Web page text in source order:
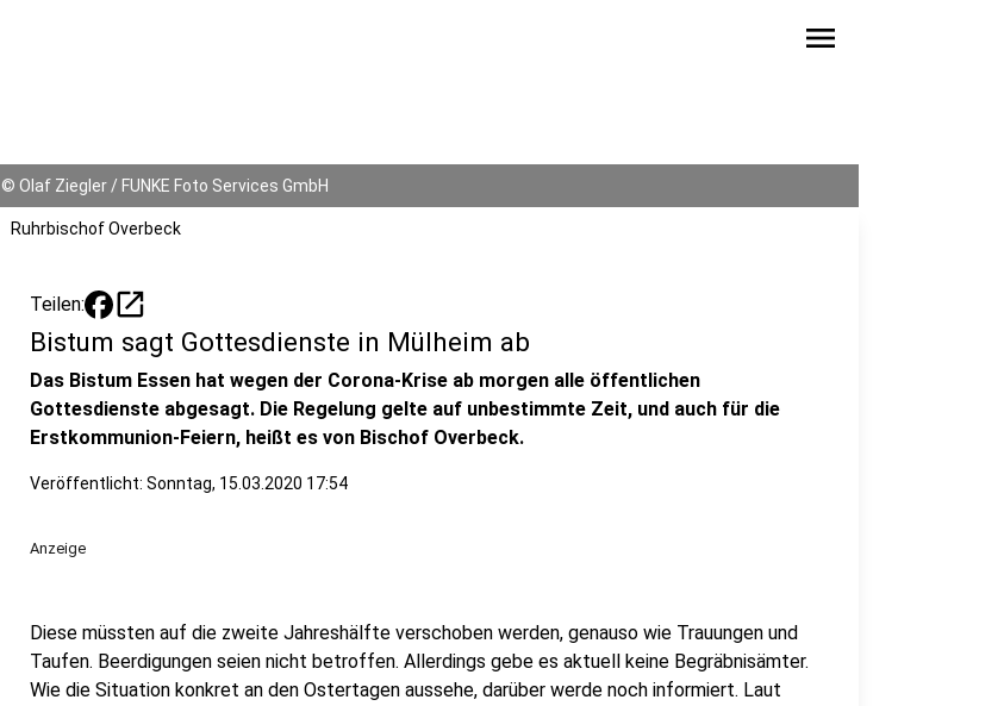
menu
© Olaf Ziegler / FUNKE Foto Services GmbH
Ruhrbischof Overbeck
Teilen: open_in_new
Bistum sagt Gottesdienste in Mülheim ab
Das Bistum Essen hat wegen der Corona-Krise ab morgen alle öffentlichen
Gottesdienste abgesagt. Die Regelung gelte auf unbestimmte Zeit, und auch für die
Erstkommunion-Feiern, heißt es von Bischof Overbeck.
Veröffentlicht: Sonntag, 15.03.2020 17:54
Anzeige
Diese müssten auf die zweite Jahreshälfte verschoben werden, genauso wie Trauungen und
Taufen. Beerdigungen seien nicht betroffen. Allerdings gebe es aktuell keine Begräbnisämter.
Wie die Situation konkret an den Ostertagen aussehe, darüber werde noch informiert. Laut